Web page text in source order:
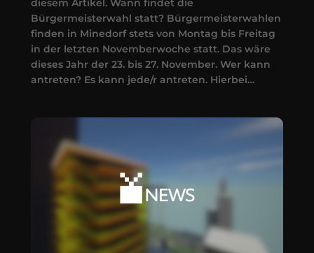
diesem Artikel. Wann findet die
Bürgermeisterwahl statt? Bürgermeisterwahlen
finden in Minedorf stets von Montag bis Freitag
in der letzten Novemberwoche statt. Das wäre
dieses Jahr der 23. bis 27. November. Wer kann
antreten? Es kann jede/r antreten. Hierbei…